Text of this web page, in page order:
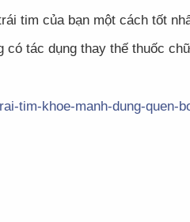
tim của bạn một cách tốt
có tác dụng thay thế thuốc
tim-khoe-manh-dung-quen-